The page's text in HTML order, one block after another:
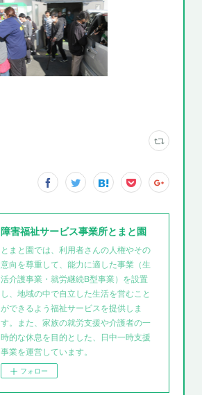
障害福祉サービス事業所とまと園
とまと園では、利用者さんの人権やその
意向を尊重して、能力に適した事業（生
活介護事業・就労継続B型事業）を設置
し、地域の中で自立した生活を営むこと
ができるよう福祉サービスを提供しま
す。また、家族の就労支援や介護者の一
時的な休息を目的とした、日中一時支援
事業を運営しています。
フォロー